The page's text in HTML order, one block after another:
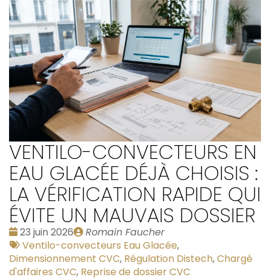
VENTILO-CONVECTEURS EN
EAU GLACÉE DÉJÀ CHOISIS :
LA VÉRIFICATION RAPIDE QUI
ÉVITE UN MAUVAIS DOSSIER
Date
:
23 juin 2026
Publié
par
Romain Faucher
Tags
:
Ventilo-convecteurs Eau Glacée,
Dimensionnement CVC, Régulation Distech,Chargé
d'affaires CVC, Reprise de dossier CVC